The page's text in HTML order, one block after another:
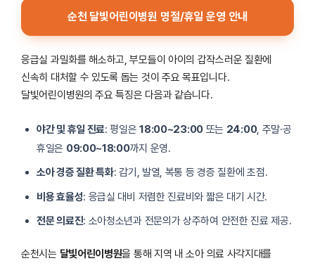
순천 달빛어린이병원 명절/휴일 운영 안내
응급실 과밀화를 해소하고, 부모들이 아이의 갑작스러운 질환에
신속히 대처할 수 있도록 돕는 것이 주요 목표입니다.
달빛어린이병원의 주요 특징은 다음과 같습니다.
야간 및 휴일 진료: 평일은18:00~23:00또는 24:00, 주말·공
휴일은 09:00~18:00까지 운영.
소아 경증 질환 특화: 감기, 발열, 복통 등 경증 질환에 초점.
비용 효율성: 응급실 대비 저렴한 진료비와 짧은 대기 시간.
전문 의료진: 소아청소년과 전문의가 상주하여 안전한 진료 제공.
순천시는 달빛어린이병원을 통해 지역 내 소아 의료 사각지대를